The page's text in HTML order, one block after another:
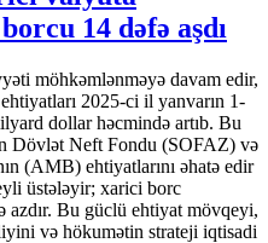
14 dəfə aşdı
möhkəmlənməyə davam edir,
2025-ci il yanvarın 1-
dollar həcmində artıb. Bu
Dövlət Neft Fondu (SOFAZ) və
(AMB) ehtiyatlarını əhatə edir
üstələyir; xarici borc
azdır. Bu güclü ehtiyat mövqeyi,
və hökumətin strateji iqtisadi